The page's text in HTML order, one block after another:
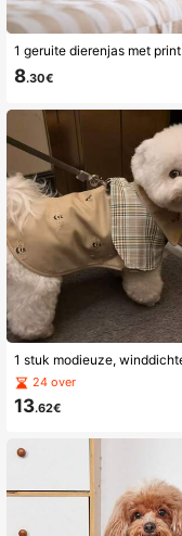
1 geruite dierenjas met print
8.30€
24 over
13.62€